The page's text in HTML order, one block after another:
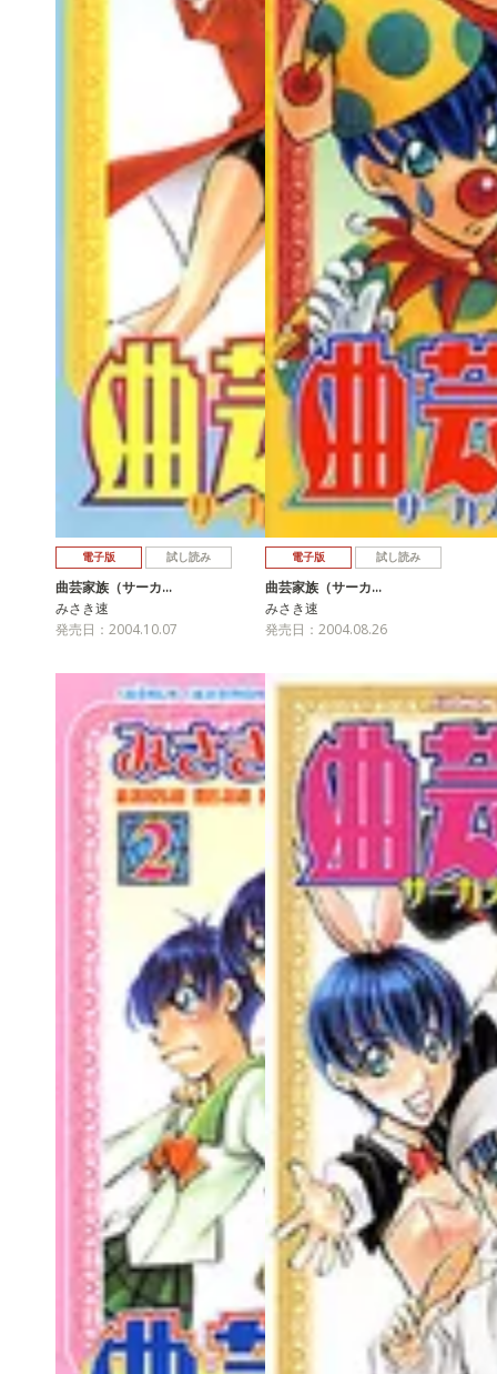
電子版 試し読み
曲芸家族（サーカ…
みさき速
発売日：2004.10.07
電子版 試し読み
曲芸家族（サーカ…
みさき速
発売日：2004.08.26